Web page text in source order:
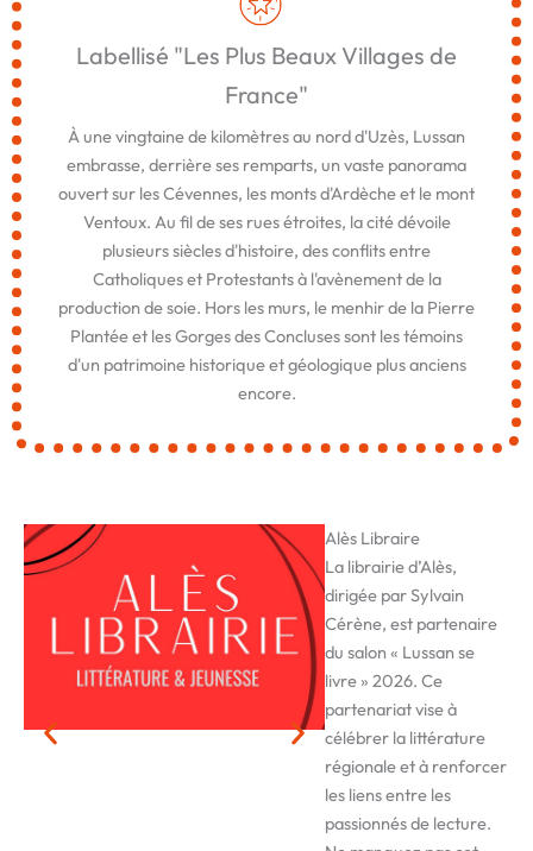
Labellisé "Les Plus Beaux Villages de
France"
À une vingtaine de kilomètres au nord d'Uzès, Lussan
embrasse, derrière ses remparts, un vaste panorama
ouvert sur les Cévennes, les monts d'Ardèche et le mont
Ventoux. Au fil de ses rues étroites, la cité dévoile
plusieurs siècles d'histoire, des conflits entre
Catholiques et Protestants à l'avènement de la
production de soie. Hors les murs, le menhir de la Pierre
Plantée et les Gorges des Concluses sont les témoins
d'un patrimoine historique et géologique plus anciens
encore.
Alès Libraire
La librairie d’Alès,
dirigée par Sylvain
Cérène, est partenaire
du salon « Lussan se
livre » 2026. Ce
partenariat vise à
célébrer la littérature
régionale et à renforcer
les liens entre les
passionnés de lecture.